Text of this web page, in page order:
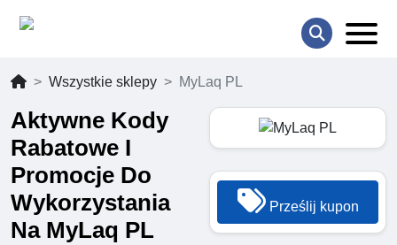
Wszystkie sklepy MyLaq PL
Aktywne Kody
Rabatowe I
Promocje Do
Wykorzystania
Na MyLaq PL
Prześlij kupon